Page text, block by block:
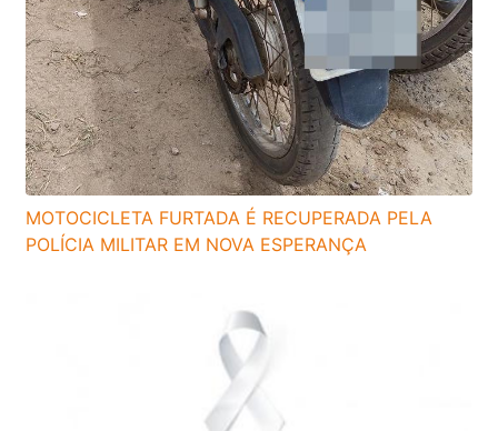
MOTOCICLETA FURTADA É RECUPERADA PELA
POLÍCIA MILITAR EM NOVA ESPERANÇA